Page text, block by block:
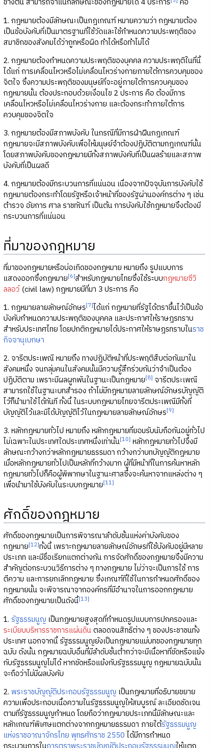
1. กฎหมายต้องมีลักษณะเป็นกฎเกณฑ์ หมายความว่า กฎหมายต้อง
เป็นข้อบังคับที่เป็นมาตรฐานที่ใช้วัดและใช้กำหนดความประพฤติของ
สมาชิกของสังคมได้ว่าถูกหรือผิด ทำได้หรือทำไม่ได้
2. กฎหมายต้องกำหนดความประพฤติของบุคคล ความประพฤติในที่นี้
ได้แก่ การเคลื่อนไหวหรือไม่เคลื่อนไหวร่างกายภายใต้การควบคุมของ
จิตใจ ซึ่งความประพฤติของมนุษย์ที่จะอยู่ภายใต้การควบคุมของ
กฎหมายนั้น ต้องประกอบด้วยเงื่อนไข 2 ประการ คือ ต้องมีการ
เคลื่อนไหวหรือไม่เคลื่อนไหวร่างกาย และต้องกระทำภายใต้การ
ควบคุมของจิตใจ
3. กฎหมายต้องมีสภาพบังคับ ในกรณีที่มีการฝ่าฝืนกฎเกณฑ์
กฎหมายจะมีสภาพบังคับเพื่อให้มนุษย์จำต้องปฏิบัติตามกฎเกณฑ์นั้น
โดยสภาพบังคับของกฎหมายมีทั้งสภาพบังคับที่เป็นผลร้ายและสภาพ
บังคับที่เป็นผลดี
4. กฎหมายต้องมีกระบวนการที่แน่นอน เนื่องจากปัจจุบันการบังคับใช้
กฎหมายต้องกระทำโดยรัฐหรือเจ้าหน้าที่ของรัฐผ่านองค์กรต่าง ๆ เช่น
ตำรวจ อัยการ ศาล ราชทัณฑ์ เป็นต้น การบังคับใช้กฎหมายจึงต้องมี
กระบวนการที่แน่นอน
ที่มาของกฎหมาย
ที่มาของกฎหมายหรือบ่อเกิดของกฎหมาย หมายถึง รูปแบบการ
แสดงออกซึ่งกฎหมาย[6]สำหรับกฎหมายไทยซึ่งใช้ระบบกฎหมายซีวิ
ลลอว์(civil law) กฎหมายมีที่มา 3 ประการ คือ
1. กฎหมายลายลักษณ์อักษร[7]ได้แก่ กฎหมายที่รัฐได้ตราขึ้นไว้เป็นข้อ
บังคับกำหนดความประพฤติของบุคคล และประกาศให้ราษฎรทราบ
สำหรับประเทศไทย โดยปกติกฎหมายได้ประกาศให้ราษฎรทราบในราช
กิจจานุเบกษา
2. จารีตประเพณี หมายถึง ทางปฏิบัติหน้าที่ประพฤติสืบต่อกันมาใน
สังคมหนึ่ง จนกลุ่มคนในสังคมนั้นมีความรู้สึกร่วมกันว่าจำเป็นต้อง
ปฏิบัติตาม เพราะมีผลผูกพันในฐานะเป็นกฎหมาย[8] จารีตประเพณี
สามารถใช้ในฐานะบทสำรอง ถ้าไม่มีกฎหมายลายลักษณ์อักษรบัญญัติ
ไว้ก็นำมาใช้ได้ทันที ทั้งนี้ ในระบบกฎหมายไทยจารีตประเพณีมีทั้งที่
บัญญัติไว้และมิได้บัญญัติไว้ในกฎหมายลายลักษณ์อักษร[9]
3. หลักกฎหมายทั่วไป หมายถึง หลักกฎหมายที่ยอมรับนับถือกันอยู่ทั่วไป
ไม่เฉพาะในประเทศใดประเทศหนึ่งเท่านั้น[10] หลักกฎหมายทั่วไปจึงมี
ลักษณะกว้างกว่าหลักกฎหมายธรรมดา กว้างกว่าบทบัญญัติกฎหมาย
เมื่อหลักกฎหมายทั่วไปเป็นหลักที่กว้างมาก ผู้ที่มีหน้าที่ในการค้นหาหลัก
กฎหมายทั่วไปก็คือผู้พิพากษาในฐานะศาลซึ่งจะค้นหาจากแหล่งต่าง ๆ
เพื่อนำมาใช้บังคับในระบบกฎหมาย[11]
ศักดิ์ของกฎหมาย
ศักดิ์ของกฎหมายเป็นการพิจารณาลำดับชั้นแห่งค่าบังคับของ
กฎหมาย[12]ทั้งนี้ เพราะกฎหมายลายลักษณ์อักษรที่ใช้บังคับอยู่มีหลาย
ประเภท และมีชื่อเรียกแตกต่างกัน การจัดศักดิ์ของกฎหมายจึงมีความ
สำคัญต่อกระบวนวิธีการต่าง ๆ ทางกฎหมาย ไม่ว่าจะเป็นการใช้ การ
ตีความ และการยกเลิกกฎหมาย ซึ่งเกณฑ์ที่ใช้ในการกำหนดศักดิ์ของ
กฎหมายนั้น จะพิจารณาจากองค์กรที่มีอำนาจในการออกกฎหมาย
ศักดิ์ของกฎหมายเป็นดังนี้[13]
1. รัฐธรรมนูญ เป็นกฎหมายสูงสุดที่กำหนดรูปแบบการปกครองและ
ระเบียบบริหารราชการแผ่นดินตลอดจนสิทธิต่าง ๆ ของประชาชนทั้ง
ประเทศ นอกจากนี้ รัฐธรรมนูญยังเป็นกฎหมายแม่บทของกฎหมายทุก
ฉบับ ดังนั้น กฎหมายฉบับอื่นที่มีลำดับชั้นต่ำกว่าจะมีเนื้อหาที่ขัดหรือแย้ง
กับรัฐธรรมนูญไม่ได้ หากขัดหรือแย้งกับรัฐธรรมนูญ กฎหมายฉบับนั้น
จะถือว่าไม่มีผลบังคับ
2. พระราชบัญญัติประกอบรัฐธรรมนูญ เป็นกฎหมายที่อธิบายขยาย
ความเพื่อประกอบเนื้อความในรัฐธรรมนูญให้สมบูรณ์ ละเอียดชัดเจน
ตามที่รัฐธรรมนูญกำหนด โดยถือว่ากฎหมายประเภทนี้มีลักษณะและ
หลักเกณฑ์พิเศษแตกต่างจากกฎหมายธรรมดา ภายใต้รัฐธรรมนูญ
แห่งราชอาณาจักรไทย พุทธศักราช 2550 ได้มีการกำหนด